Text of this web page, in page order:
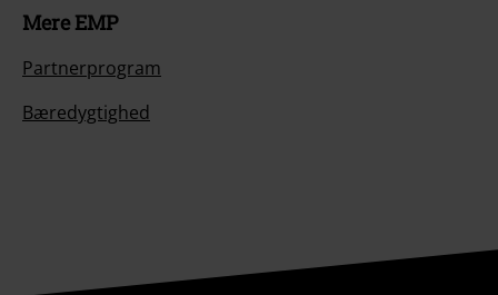
Mere EMP
Partnerprogram
Bæredygtighed